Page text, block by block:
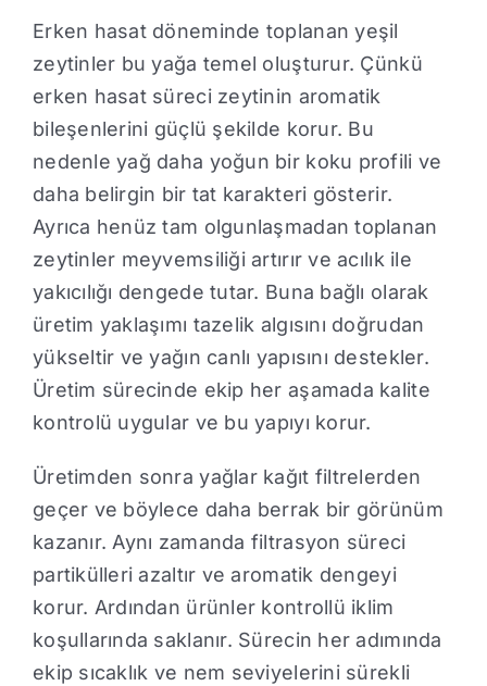
Erken hasat döneminde toplanan yeşil
zeytinler bu yağa temel oluşturur. Çünkü
erken hasat süreci zeytinin aromatik
bileşenlerini güçlü şekilde korur. Bu
nedenle yağ daha yoğun bir koku profili ve
daha belirgin bir tat karakteri gösterir.
Ayrıca henüz tam olgunlaşmadan toplanan
zeytinler meyvemsiliği artırır ve acılık ile
yakıcılığı dengede tutar. Buna bağlı olarak
üretim yaklaşımı tazelik algısını doğrudan
yükseltir ve yağın canlı yapısını destekler.
Üretim sürecinde ekip her aşamada kalite
kontrolü uygular ve bu yapıyı korur.
Üretimden sonra yağlar kağıt filtrelerden
geçer ve böylece daha berrak bir görünüm
kazanır. Aynı zamanda filtrasyon süreci
partikülleri azaltır ve aromatik dengeyi
korur. Ardından ürünler kontrollü iklim
koşullarında saklanır. Sürecin her adımında
ekip sıcaklık ve nem seviyelerini sürekli